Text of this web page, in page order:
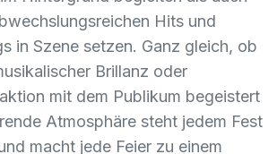
Hits und
in Szene setzen. Ganz gleich, ob
Brillanz oder
mit dem Publikum begeistert
Atmosphäre steht jedem Fest
macht jede Feier zu einem